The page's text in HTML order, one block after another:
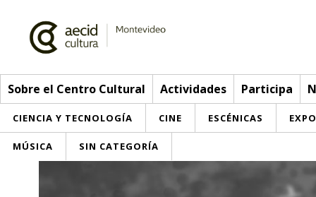
Sobre el Centro Cultural Actividades Participa
CIENCIA Y TECNOLOGÍA CINE ESCÉNICAS
MÚSICA SIN CATEGORÍA